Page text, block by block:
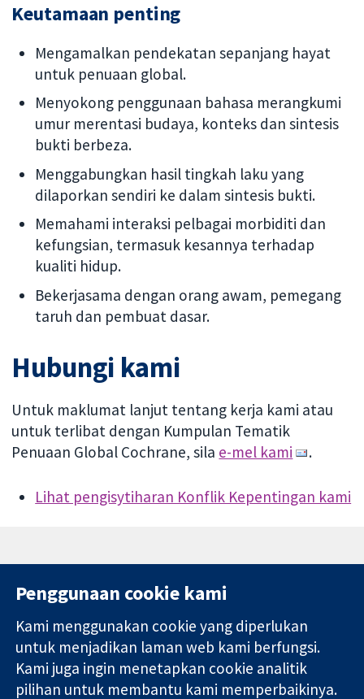
Keutamaan penting
Mengamalkan pendekatan sepanjang hayat
untuk penuaan global.
Menyokong penggunaan bahasa merangkumi
umur merentasi budaya, konteks dan sintesis
bukti berbeza.
Menggabungkan hasil tingkah laku yang
dilaporkan sendiri ke dalam sintesis bukti.
Memahami interaksi pelbagai morbiditi dan
kefungsian, termasuk kesannya terhadap
kualiti hidup.
Bekerjasama dengan orang awam, pemegang
taruh dan pembuat dasar.
Hubungi kami
Untuk maklumat lanjut tentang kerja kami atau
untuk terlibat dengan Kumpulan Tematik
Penuaan Global Cochrane, sila e-mel kami .
Lihat pengisytiharan Konflik Kepentingan kami
Bukti yang
dipercayai.
11-13 Cavendish
Square
London
W1G 0AN
Hubungi kita
Berita
Pejabat
akhbar
Penggunaan cookie kami
Kami menggunakan cookie yang diperlukan
untuk menjadikan laman web kami berfungsi.
Kami juga ingin menetapkan cookie analitik
pilihan untuk membantu kami memperbaikinya.